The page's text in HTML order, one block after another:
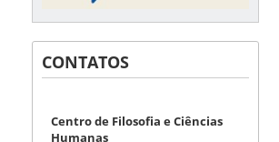
CONTATOS
Centro de Filosofia e Ciências
Humanas